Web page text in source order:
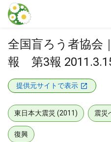
本文に飛ぶ
全国盲ろう者協会
報 第3報
提供元サイトで表示
東日本大震災 (2011) 震災
復興